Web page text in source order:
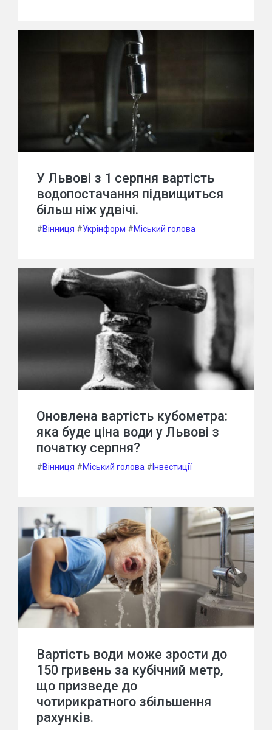
У Львові з 1 серпня вартість
водопостачання підвищиться
більш ніж удвічі.
#Вінниця #Укрінформ #Міський голова
Оновлена вартість кубометра:
яка буде ціна води у Львові з
початку серпня?
#Вінниця #Міський голова # Інвестиції
Вартість води може зрости до
150 гривень за кубічний метр,
що призведе до
чотирикратного збільшення
рахунків.